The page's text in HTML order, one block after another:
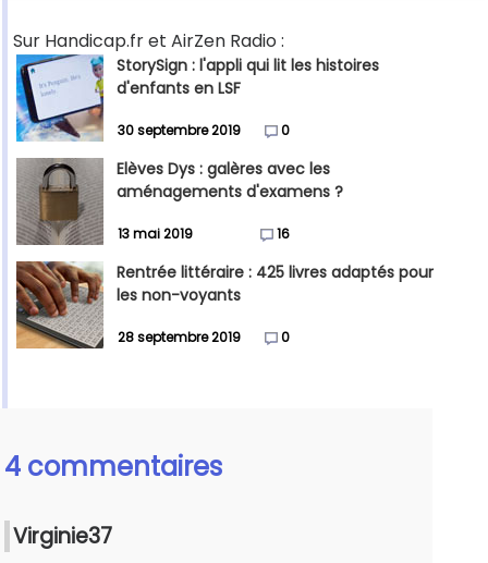
Sur Handicap.fr et AirZen Radio :
StorySign : l'appli qui lit les histoires
d'enfants en LSF
30 septembre 2019 0
Elèves Dys : galères avec les
aménagements d'examens ?
13 mai 2019 16
Rentrée littéraire : 425 livres adaptés pour
les non-voyants
28 septembre 2019 0
4 commentaires
Virginie37